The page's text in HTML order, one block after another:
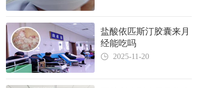
盐酸依匹斯汀胶囊来月
经能吃吗
2025-11-20